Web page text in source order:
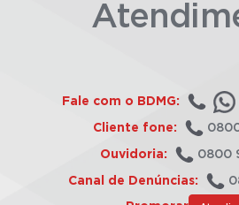
Fale com o BDMG:
Cliente fone:
Ouvidoria: 0800
Canal de Denúncias: